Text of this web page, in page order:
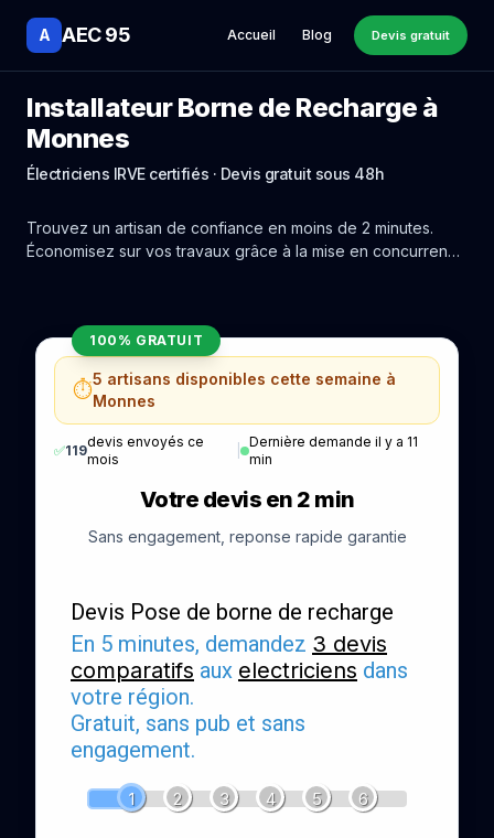
A AEC 95 Accueil Blog Devis gratuit
Installateur Borne de Recharge à
Monnes
Électriciens IRVE certifiés · Devis gratuit sous 48h
Trouvez un artisan de confiance en moins de 2 minutes.
Économisez sur vos travaux grâce à la mise en concurrence
100% GRATUIT
⏱️5 artisans disponibles cette semaine à
Monnes
✅119
devis envoyés ce
mois
Dernière demande il y a 11
min
Votre devis en 2 min
Sans engagement, reponse rapide garantie
Devis Pose de borne de recharge
En 5 minutes, demandez 3 devis
comparatifs aux electriciens dans
votre région.
Gratuit, sans pub et sans
engagement.
1 2 3 4 5 6